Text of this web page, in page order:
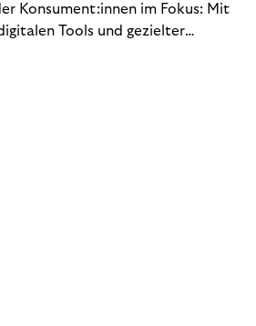
Konsument:innen im Fokus: Mit
Tools und gezielter
Freiheit zu führen. So